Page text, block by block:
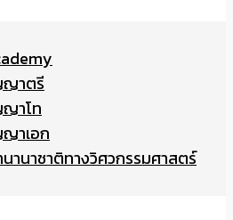
าตรี
าโท
าเอก
านาชาติทางวิศวกรรมศาสตร์